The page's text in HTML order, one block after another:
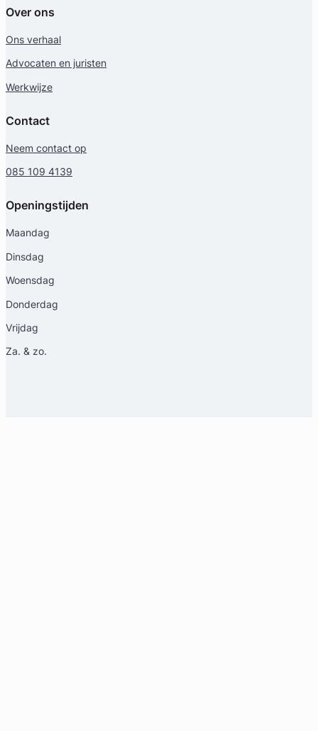
Over ons
Ons verhaal
Advocaten en juristen
Werkwijze
Contact
Neem contact op
085 109 4139
Openingstijden
Maandag
Dinsdag
Woensdag
Donderdag
Vrijdag
Za. & zo.